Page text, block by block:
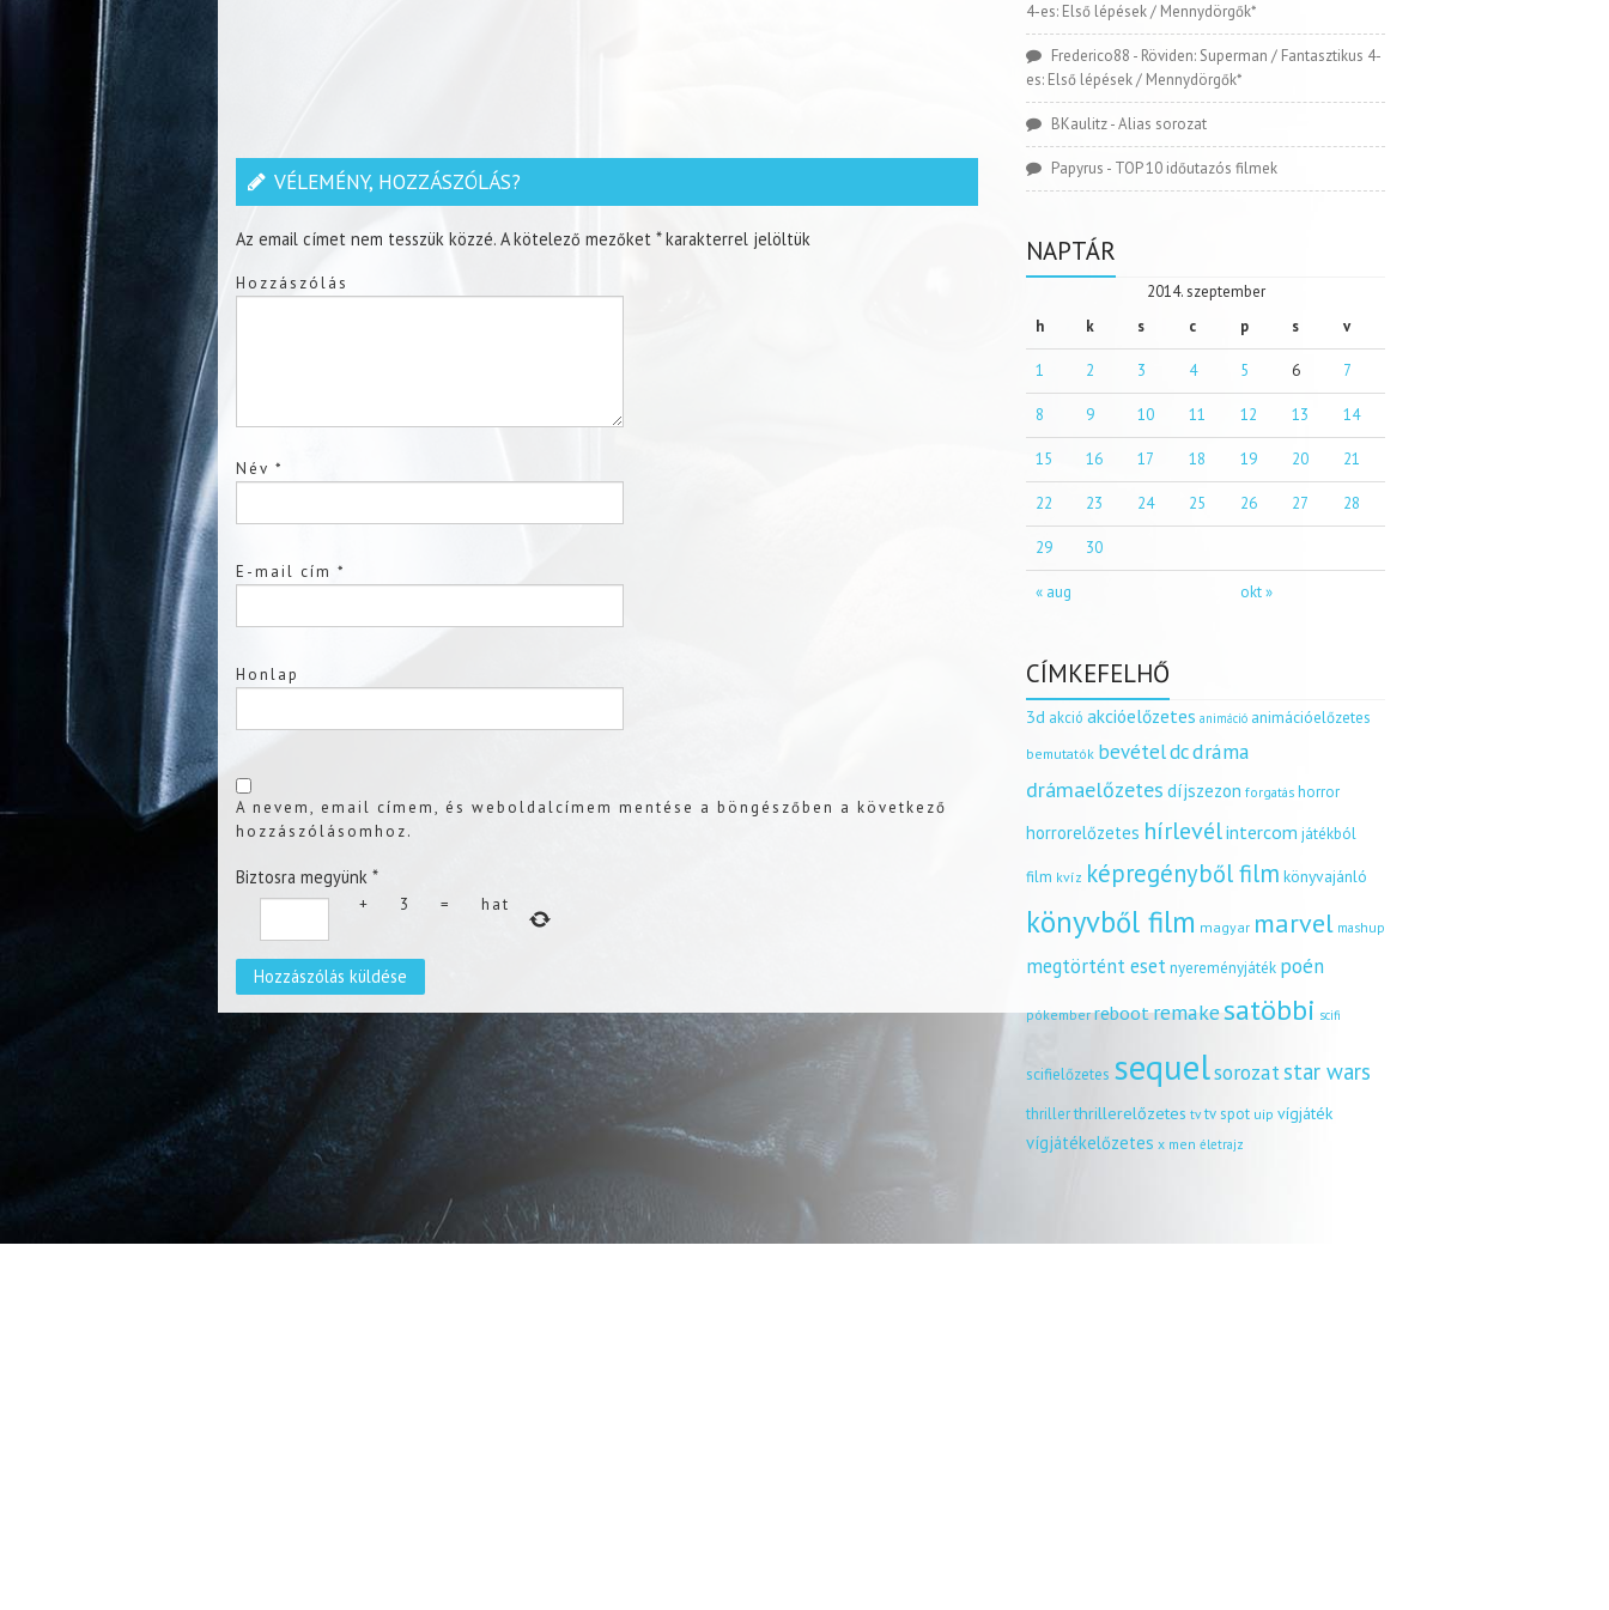
VÉLEMÉNY, HOZZÁSZÓLÁS?
Az email címet nem tesszük közzé. A kötelező mezőket *karakterrel jelöltük
Hozzászólás
Név *
E-mail cím *
Honlap
A nevem, email címem, és weboldalcímem mentése a böngészőben a következő
hozzászólásomhoz.
Biztosra megyünk *
+ 3 = hat
4-es: Első lépések / Mennydörgők*
Frederico88 - Röviden: Superman / Fantasztikus 4-
es: Első lépések / Mennydörgők*
BKaulitz-Alias sorozat
Papyrus - TOP 10 időutazós filmek
NAPTÁR
2014. szeptember
h
k s c p s v
« aug okt »
1 2 3 4 5 6 7
8 9 10 11 12 13 14
15 16 17 18 19 20 21
22 23 24 25 26 27 28
29 30
CÍMKEFELHŐ
3d akció akcióelőzetes animáció animációelőzetes
bemutatók bevételdcdráma
drámaelőzetes díjszezon forgatás horror
horrorelőzetes hírlevélintercom játékból
film kvíz képregényből film könyvajánló
könyvből film magyar marvel mashup
megtörtént esetnyereményjáték poén
pókember rebootremakesatöbbi scifi
scifielőzetes sequelsorozatstar wars
thrillerthrillerelőzetes tv tv spot uip vígjáték
vígjátékelőzetes x men életrajz